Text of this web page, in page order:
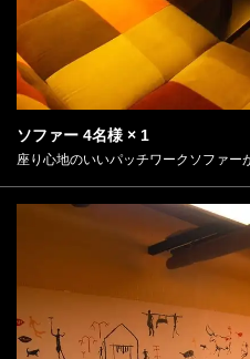
ソファー 4名様 × 1
座り心地のいいパッチワークソファー